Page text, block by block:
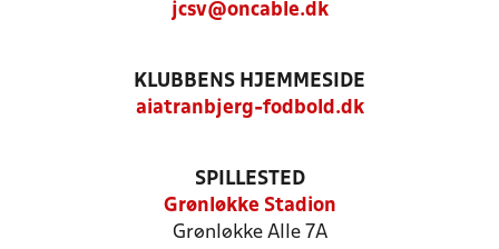
jcsv@oncable.dk
KLUBBENS HJEMMESIDE
aiatranbjerg-fodbold.dk
SPILLESTED
Grønløkke Stadion
Grønløkke Alle 7A